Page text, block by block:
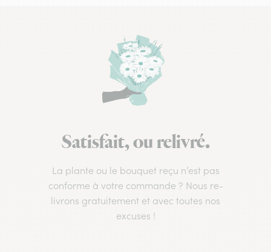
Satisfait, ou relivré.
La plante ou le bouquet reçu n’est pas
conforme à votre commande ? Nous re-
livrons gratuitement et avec toutes nos
excuses !